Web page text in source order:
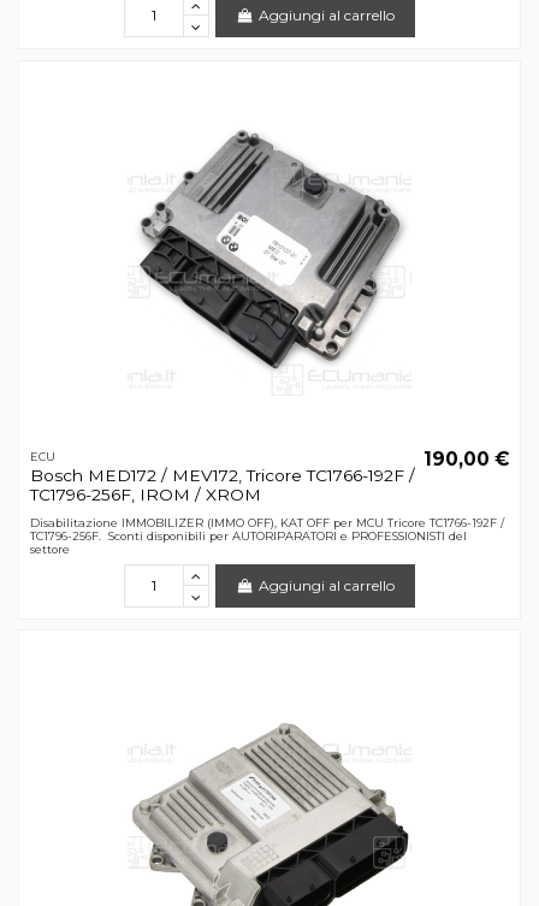
Aggiungi al carrello
ECU
Bosch MED172 / MEV172, Tricore TC1766-192F /
TC1796-256F, IROM / XROM
190,00 €
Disabilitazione IMMOBILIZER (IMMO OFF), KAT OFF per MCU Tricore TC1766-192F /
TC1796-256F. Sconti disponibili per AUTORIPARATORI e PROFESSIONISTI del
settore
Aggiungi al carrello